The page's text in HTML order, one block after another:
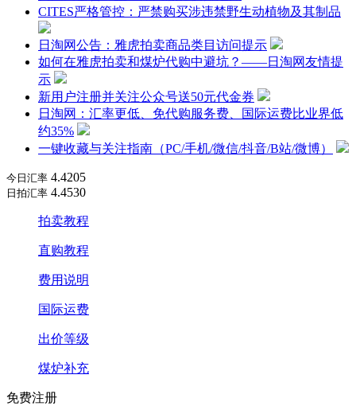
CITES严格管控：严禁购买涉违禁野生动植物及其制品
日淘网公告：雅虎拍卖商品类目访问提示
如何在雅虎拍卖和煤炉代购中避坑？——日淘网友情提
示
新用户注册并关注公众号送50元代金券
日淘网：汇率更低、免代购服务费、国际运费比业界低
约35%
一键收藏与关注指南（PC/手机/微信/抖音/B站/微博）
今日汇率 4.4205
日拍汇率 4.4530
拍卖教程
直购教程
费用说明
国际运费
出价等级
煤炉补充
免费注册